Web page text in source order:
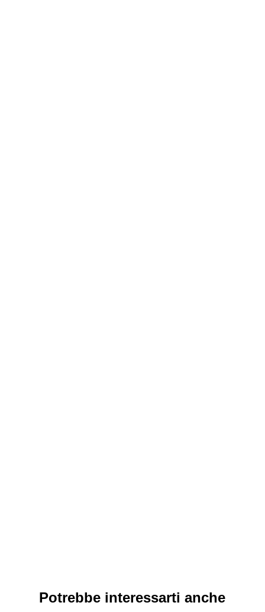
Potrebbe interessarti anche